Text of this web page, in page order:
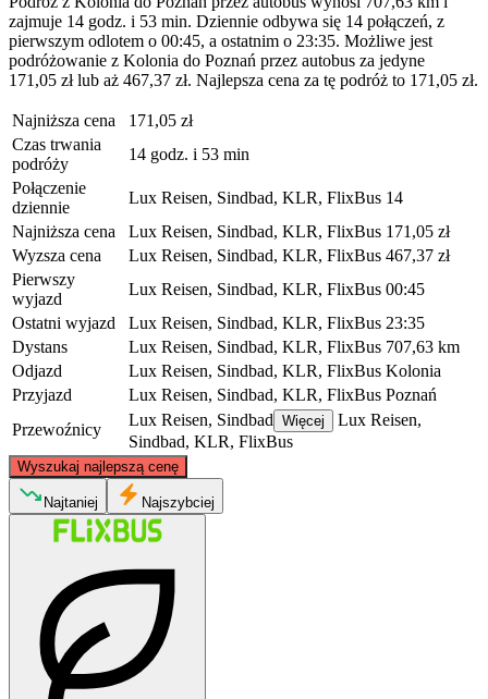
zajmuje 14 godz. i 53 min. Dziennie odbywa się 14 połączeń, z
pierwszym odlotem o 00:45, a ostatnim o 23:35. Możliwe jest
podróżowanie z Kolonia do Poznań przez autobus za jedyne
171,05 zł lub aż 467,37 zł. Najlepsza cena za tę podróż to 171,05 zł.
Najniższa cena
171,05 zł
Czas trwania
podróży
14 godz. i 53 min
Połączenie
dziennie
Lux Reisen, Sindbad, KLR, FlixBus 14
Najniższa cena
Lux Reisen, Sindbad, KLR, FlixBus 171,05 zł
Wyzsza cena
Lux Reisen, Sindbad, KLR, FlixBus 467,37 zł
Pierwszy
wyjazd
Lux Reisen, Sindbad, KLR, FlixBus 00:45
Ostatni wyjazd
Lux Reisen, Sindbad, KLR, FlixBus 23:35
Dystans
Lux Reisen, Sindbad, KLR, FlixBus 707,63 km
Odjazd
Lux Reisen, Sindbad, KLR, FlixBus Kolonia
Przyjazd
Lux Reisen, Sindbad, KLR, FlixBus Poznań
Przewoźnicy
Lux Reisen, Sindbad Więcej
Lux Reisen,
Sindbad, KLR, FlixBus
Wyszukaj najlepszą cenę
Cologne
©CARTO
Najtaniej Najszybciej